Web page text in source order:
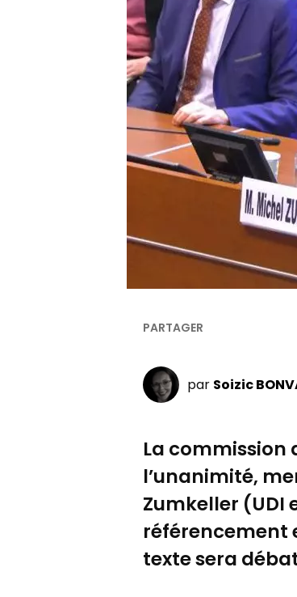
par Soizic
La commission
l’unanimité,
Zumkeller (UDI
référencement
texte sera